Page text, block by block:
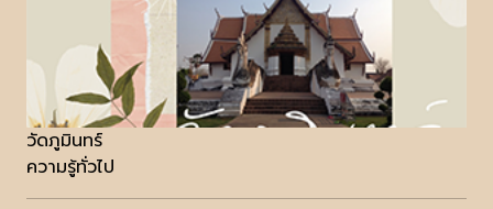
วัดภูมินทร์
ความรู้ทั่วไป